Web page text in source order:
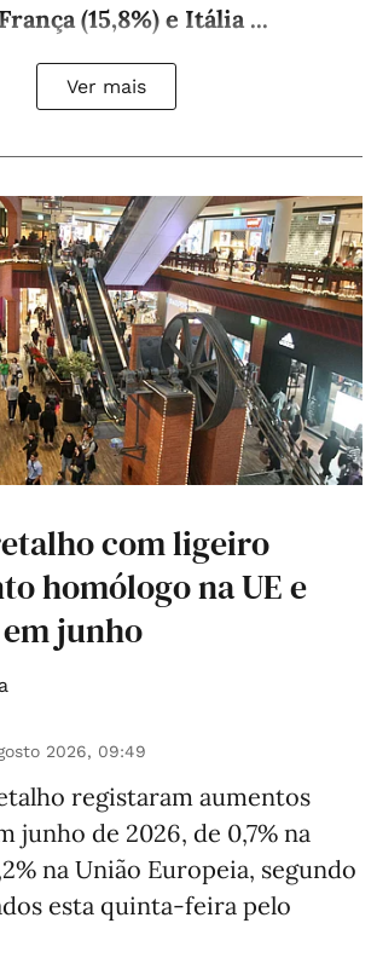
(15,8%) e Itália ...
Ver mais
com ligeiro
homólogo na UE e
junho
2026, 09:49
registaram aumentos
junho de 2026, de 0,7% na
na União Europeia, segundo
esta quinta-feira pelo